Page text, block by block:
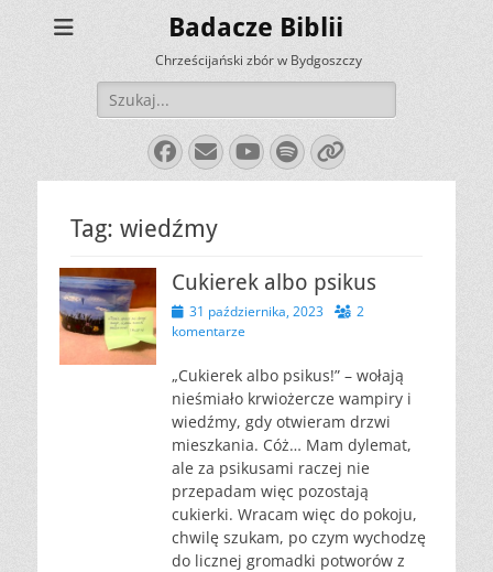
Badacze Biblii
Chrześcijański zbór w Bydgoszczy
Szukaj:
Facebook
E-
mail
YouTube
Spotify
Link
Tag: wiedźmy
Cukierek albo psikus
Opublikowano
31 października, 2023
2
komentarze
„Cukierek albo psikus!” – wołają
nieśmiało krwiożercze wampiry i
wiedźmy, gdy otwieram drzwi
mieszkania. Cóż… Mam dylemat,
ale za psikusami raczej nie
przepadam więc pozostają
cukierki. Wracam więc do pokoju,
chwilę szukam, po czym wychodzę
do licznej gromadki potworów z